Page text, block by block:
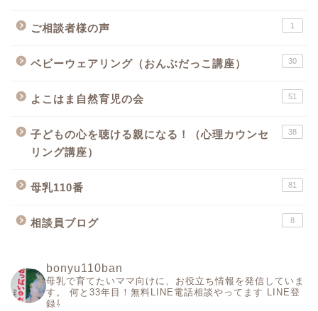
ご相談者様の声 1
ベビーウェアリング（おんぶだっこ講座） 30
よこはま自然育児の会 51
子どもの心を聴ける親になる！（心理カウンセ
リング講座）
38
母乳110番 81
相談員ブログ 8
bonyu110ban
母乳で育てたいママ向けに、お役立ち情報を発信していま
す。
何と33年目！無料LINE電話相談やってます LINE登
録⇩